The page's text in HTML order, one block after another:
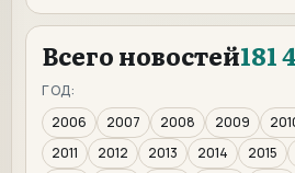
Всего новостей181
ГОД:
2006
2007 2008 2009
2011
2012 2013 2014 2015